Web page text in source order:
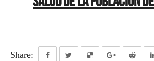
Share: